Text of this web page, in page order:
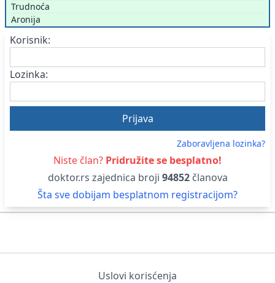
Trudnoća
Aronija
Korisnik:
Lozinka:
Zaboravljena lozinka?
Niste član? Pridružite se besplatno!
doktor.rs zajednica broji 94852članova
Šta sve dobijam besplatnom registracijom?
Uslovi korisćenja